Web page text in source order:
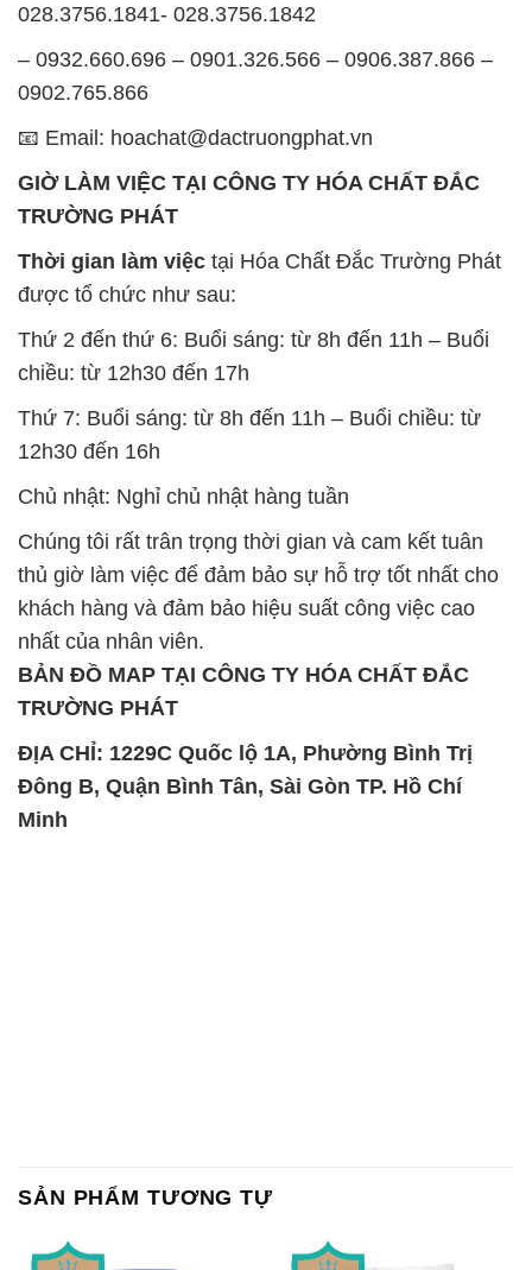
028.3756.1841- 028.3756.1842
– 0932.660.696 – 0901.326.566 – 0906.387.866 –
0902.765.866
📧 Email: hoachat@dactruongphat.vn
GIỜ LÀM VIỆC TẠI CÔNG TY HÓA CHẤT ĐẮC
TRƯỜNG PHÁT
Thời gian làm việc tại Hóa Chất Đắc Trường Phát
được tổ chức như sau:
Thứ 2 đến thứ 6: Buổi sáng: từ 8h đến 11h – Buổi
chiều: từ 12h30 đến 17h
Thứ 7: Buổi sáng: từ 8h đến 11h – Buổi chiều: từ
12h30 đến 16h
Chủ nhật: Nghỉ chủ nhật hàng tuần
Chúng tôi rất trân trọng thời gian và cam kết tuân
thủ giờ làm việc để đảm bảo sự hỗ trợ tốt nhất cho
khách hàng và đảm bảo hiệu suất công việc cao
nhất của nhân viên.
BẢN ĐỒ MAP TẠI CÔNG TY HÓA CHẤT ĐẮC
TRƯỜNG PHÁT
ĐỊA CHỈ: 1229C Quốc lộ 1A, Phường Bình Trị
Đông B, Quận Bình Tân, Sài Gòn TP. Hồ Chí
Minh
SẢN PHẨM TƯƠNG TỰ